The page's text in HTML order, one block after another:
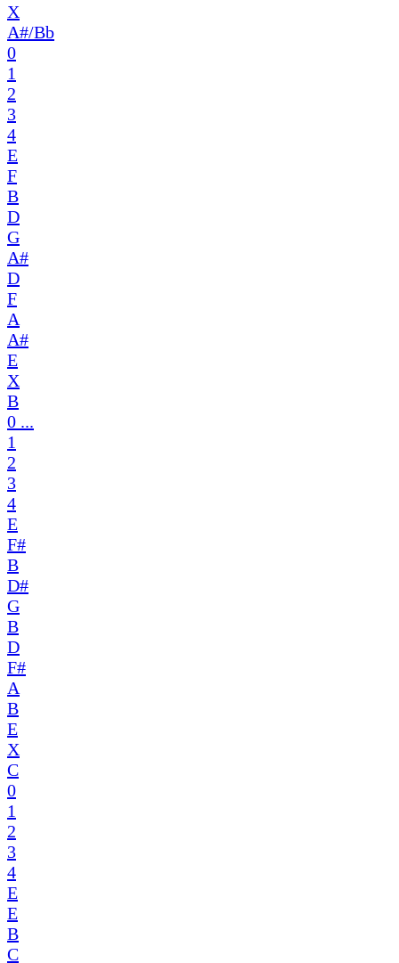
X
A#/Bb
0
1
2
3
4
E
F
B
D
G
A#
D
F
A
A#
E
X
B
0 ...
1
2
3
4
E
F#
B
D#
G
B
D
F#
A
B
E
X
C
0
1
2
3
4
E
E
B
C